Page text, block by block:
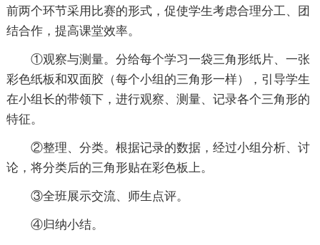
前两个环节采用比赛的形式，促使学生考虑合理分工、团
结合作，提高课堂效率。
①观察与测量。分给每个学习一袋三角形纸片、一张
彩色纸板和双面胶（每个小组的三角形一样），引导学生
在小组长的带领下，进行观察、测量、记录各个三角形的
特征。
②整理、分类。根据记录的数据，经过小组分析、讨
论，将分类后的三角形贴在彩色板上。
③全班展示交流、师生点评。
④归纳小结。